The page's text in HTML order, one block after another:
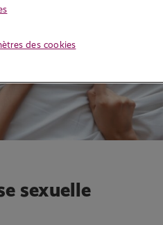
sexuelle
des cookies